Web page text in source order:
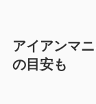
アイアンマ
の目安も